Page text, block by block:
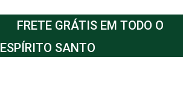
FRETE GRÁTIS EM TODO O
ESPÍRITO SANTO